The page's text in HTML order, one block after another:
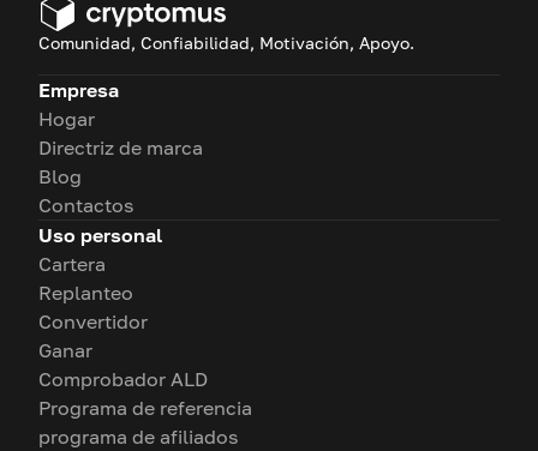
Comunidad, Confiabilidad, Motivación, Apoyo.
Empresa
Hogar
Directriz de marca
Blog
Contactos
Uso personal
Cartera
Replanteo
Convertidor
Ganar
Comprobador ALD
Programa de referencia
programa de afiliados